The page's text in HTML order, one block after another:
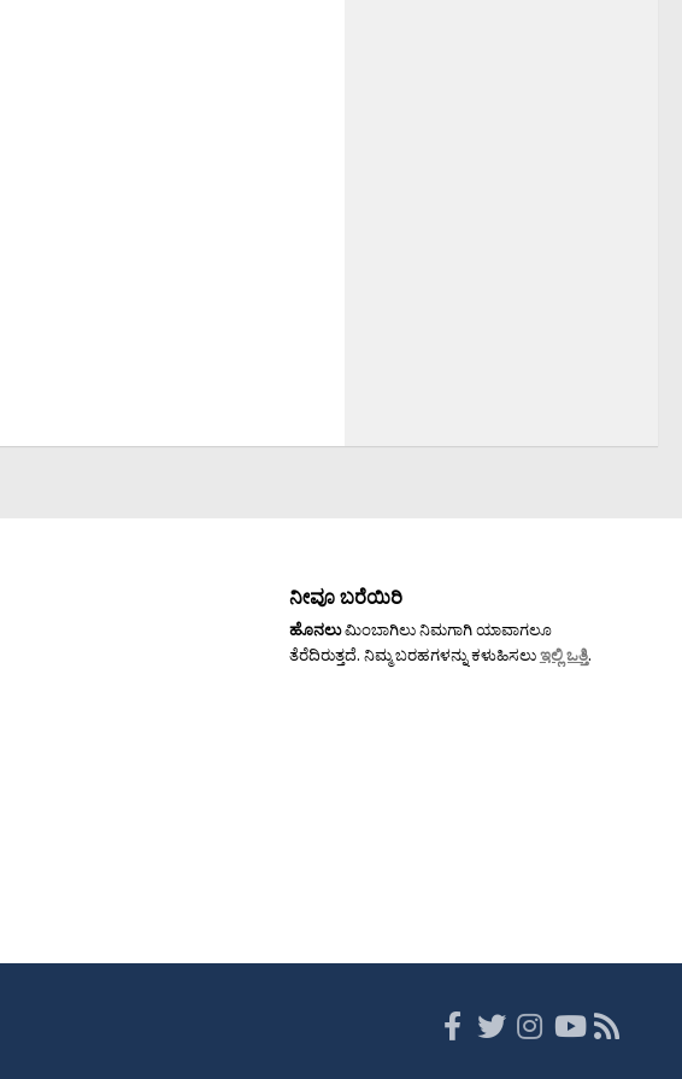
ನೀವೂ ಬರೆಯಿರಿ
ಹೊನಲುಮಿಂಬಾಗಿಲು ನಿಮಗಾಗಿ ಯಾವಾಗಲೂ
ತೆರೆದಿರುತ್ತದೆ. ನಿಮ್ಮ ಬರಹಗಳನ್ನು ಕಳುಹಿಸಲುಇಲ್ಲಿ ಒತ್ತಿ.